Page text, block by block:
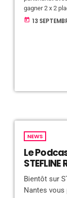
gagner 2 x 2
Nantes le 5
today 13
NEWS
Le
Bientôt sur
Nantes